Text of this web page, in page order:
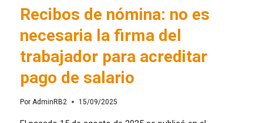
Recibos de nómina: no es
necesaria la firma del
trabajador para acreditar
pago de salario
Por AdminRB2 15/09/2025